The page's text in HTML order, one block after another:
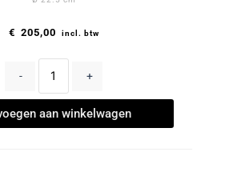
€ 205,00 incl. btw
- +
aan winkelwagen